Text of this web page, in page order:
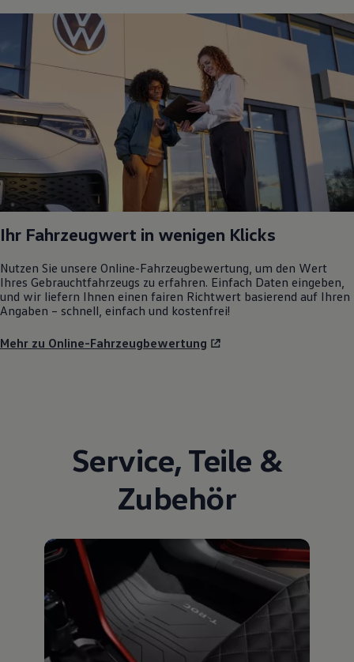
Ihr Fahrzeugwert in wenigen Klicks
Nutzen Sie unsere Online-Fahrzeugbewertung, um den Wert
Ihres Gebrauchtfahrzeugs zu erfahren. Einfach Daten eingeben,
und wir liefern Ihnen einen fairen Richtwert basierend auf Ihren
Angaben – schnell, einfach und kostenfrei!
Mehr zu Online-Fahrzeugbewertung
Service, Teile &
Zubehör